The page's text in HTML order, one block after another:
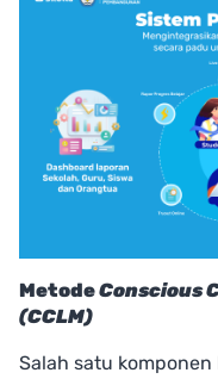
MetodeConscious
(CCLM)
Salah satu